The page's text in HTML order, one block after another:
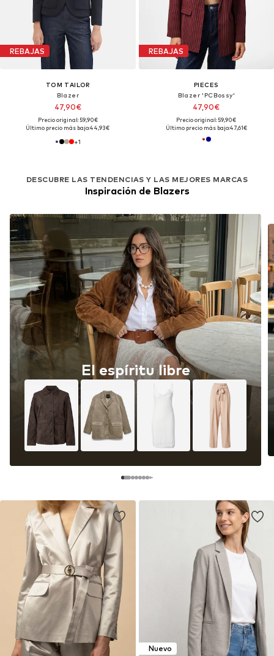
REBAJAS
TOM TAILOR
Blazer
47,90€
Precio original: 59,90€
Último precio más bajo:44,93€
+1
REBAJAS
PIECES
Blazer 'PCBossy'
47,90€
Precio original: 59,90€
Último precio más bajo:47,61€
Nuevo
DESCUBRE LAS TENDENCIAS Y LAS MEJORES MARCAS
Inspiración de Blazers
El espíritu libre